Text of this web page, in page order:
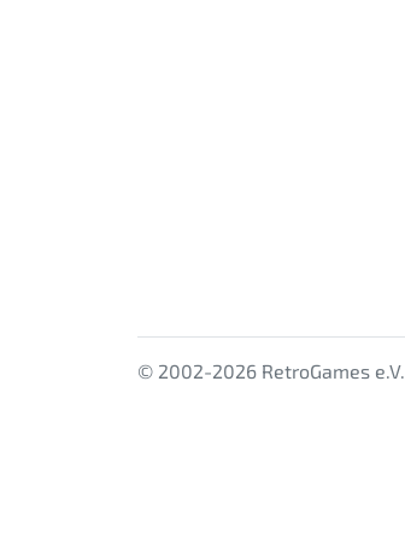
© 2002-2026 RetroGames e.V.